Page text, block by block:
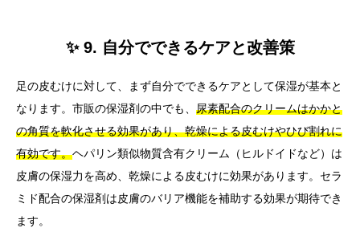
✨ 9. 自分でできるケアと改善策
足の皮むけに対して、まず自分でできるケアとして保湿が基本と
なります。市販の保湿剤の中でも、 尿素配合のクリームはかかと
の角質を軟化させる効果があり、乾燥による皮むけやひび割れに
有効です。ヘパリン類似物質含有クリーム（ヒルドイドなど）は
皮膚の保湿力を高め、乾燥による皮むけに効果があります。セラ
ミド配合の保湿剤は皮膚のバリア機能を補助する効果が期待でき
ます。